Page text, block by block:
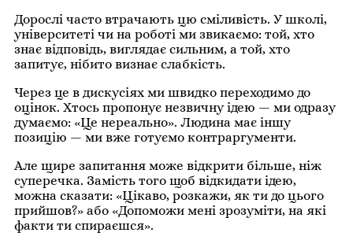
Дорослі часто втрачають цю сміливість. У школі,
університеті чи на роботі ми звикаємо: той, хто
знає відповідь, виглядає сильним, а той, хто
запитує, нібито визнає слабкість.
Через це в дискусіях ми швидко переходимо до
оцінок. Хтось пропонує незвичну ідею — ми одразу
думаємо: «Це нереально». Людина має іншу
позицію — ми вже готуємо контраргументи.
Але щире запитання може відкрити більше, ніж
суперечка. Замість того щоб відкидати ідею,
можна сказати: «Цікаво, розкажи, як ти до цього
прийшов?» або «Допоможи мені зрозуміти, на які
факти ти спираєшся».